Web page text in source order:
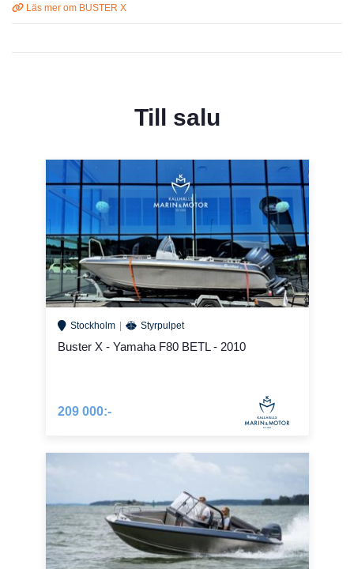
passa just dina behov, genom att välja bland ett brett sortiment av
Läs mer om BUSTER X
Till salu
Stockholm Styrpulpet
Buster X - Yamaha F80 BETL - 2010
209 000:-